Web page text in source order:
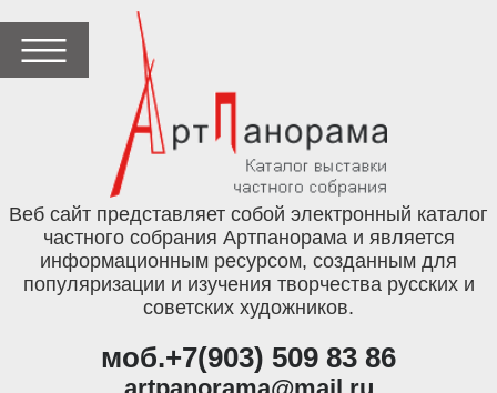
Веб сайт представляет собой электронный каталог
частного собрания Артпанорама и является
информационным ресурсом, созданным для
популяризации и изучения творчества русских и
советских художников.
моб.+7(903) 509 83 86